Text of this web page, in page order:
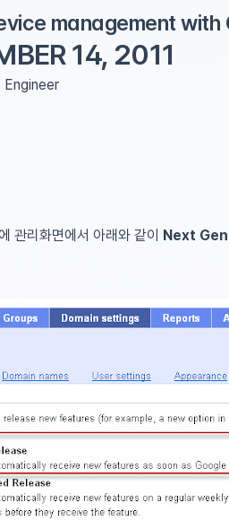
management with
14, 2011
관리화면에서 아래와 같이 Next